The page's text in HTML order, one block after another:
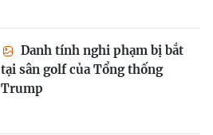
Danh tính nghi phạm bị bắt
tại sân golf của Tổng thống
Trump